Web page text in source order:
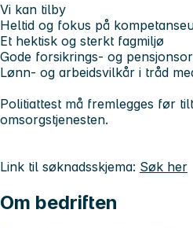
Vi kan tilby
Heltid og fokus på
Et hektisk og sterkt fagmiljø
Gode forsikrings- og
Lønn- og arbeidsvilkår i tråd
Politiattest må fremlegges før
omsorgstjenesten.
Link til søknadsskjema: Søk her
Om bedriften